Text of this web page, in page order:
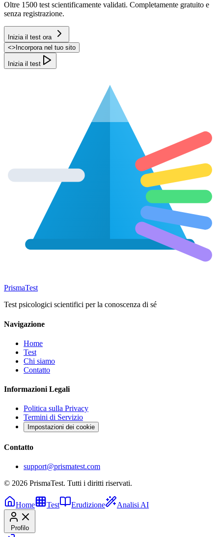
Oltre 1500 test scientificamente validati. Completamente gratuito e
senza registrazione.
Inizia il test ora
<> Incorpora nel tuo sito
Inizia il test
PrismaTest
Test psicologici scientifici per la conoscenza di sé
Navigazione
Home
Test
Chi siamo
Contatto
Informazioni Legali
Politica sulla Privacy
Termini di Servizio
Impostazioni dei cookie
Contatto
support@prismatest.com
© 2026 PrismaTest. Tutti i diritti riservati.
Home Test Erudizione Analisi AI
Profilo